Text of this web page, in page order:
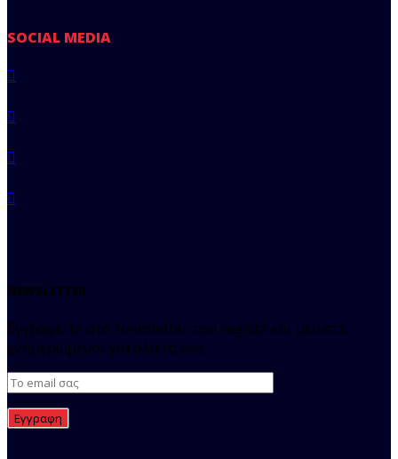
SOCIAL MEDIA
NEWSLETTER
Εγγραφείτε στο Newsletter του regista και μείνετε
ενημερωμένοι για όλα τα νέα.